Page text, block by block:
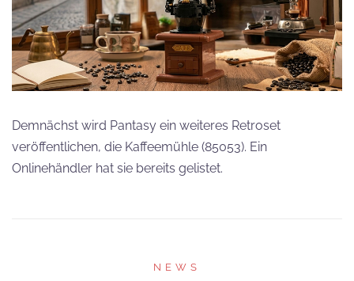
Demnächst wird Pantasy ein weiteres Retroset
veröffentlichen, die Kaffeemühle (85053). Ein
Onlinehändler hat sie bereits gelistet.
NEWS